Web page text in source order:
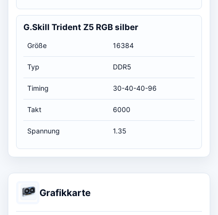
G.Skill Trident Z5 RGB silber
Größe 16384
Typ DDR5
Timing 30-40-40-96
Takt 6000
Spannung 1.35
Grafikkarte